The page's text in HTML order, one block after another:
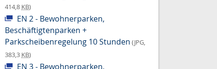
414,8 KB)
EN 2 - Bewohnerparken,
Beschäftigtenparken +
Parkscheibenregelung 10 Stunden (JPG,
383,3 KB)
EN 3 - Bewohnerparken,